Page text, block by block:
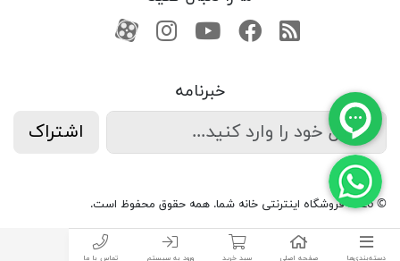
دسته‌بندی‌ها صفحه اصلی سبد خرید ورود به سیستم تماس با ما
RSSفیسبوکیوتیوبکانال آپارات
کانال آپارات
خبرنامه
اشتراک
© 2026 فروشگاه اینترنتی خانه شما. همه حقوق محفوظ است.